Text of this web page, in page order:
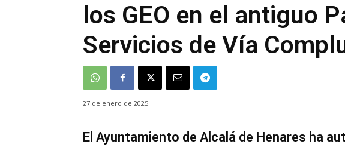
los GEO en el antiguo
Servicios de Vía
27 de enero de 2025
El Ayuntamiento de Alcalá de Henares ha